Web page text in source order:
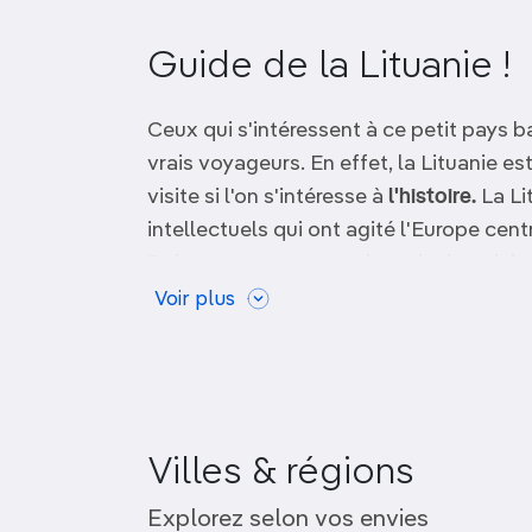
ANTARCTIQUE
TOP VILLES
Guide de la Lituanie !
Ceux qui s'intéressent à ce petit pays
vrais voyageurs. En effet, la Lituanie
visite si l'on s'intéresse à l'histoire. La
intellectuels qui ont agité l'Europe
la mer Noire. Aujourd'hui, elle partage
Bien que très peu étendue, la Lituanie
d'intérêt tels que l'impressionnant
Voir plus
Villes & régions
Explorez selon vos envies
Vilnius